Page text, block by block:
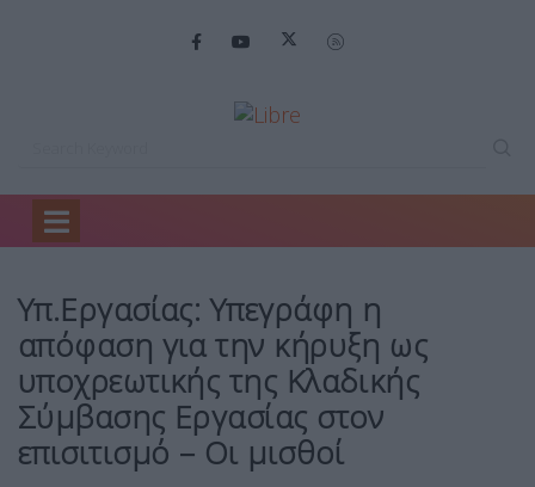
Home
Υπ.Εργασίας: Υπεγράφη η
απόφαση για την κήρυξη ως
υποχρεωτικής της Κλαδικής
Σύμβασης Εργασίας στον
επισιτισμό – Οι μισθοί